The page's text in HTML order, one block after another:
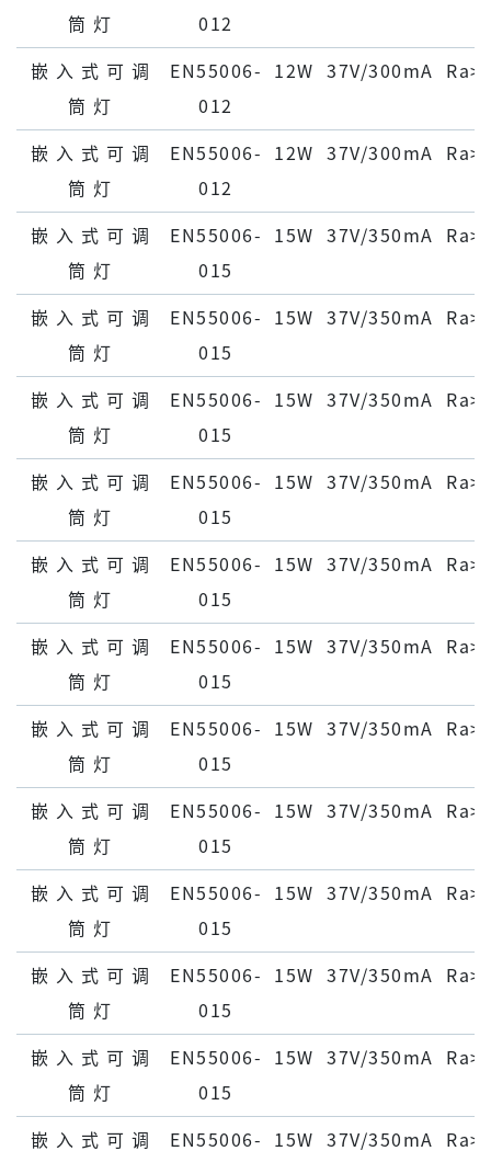
筒 灯
012
嵌 ⼊ 式 可 调
筒 灯
EN55006-
012
12W 37V/300mA
嵌 ⼊ 式 可 调
筒 灯
EN55006-
012
12W 37V/300mA
嵌 ⼊ 式 可 调
筒 灯
EN55006-
015
15W 37V/350mA
嵌 ⼊ 式 可 调
筒 灯
EN55006-
015
15W 37V/350mA
嵌 ⼊ 式 可 调
筒 灯
EN55006-
015
15W 37V/350mA
嵌 ⼊ 式 可 调
筒 灯
EN55006-
015
15W 37V/350mA
嵌 ⼊ 式 可 调
筒 灯
EN55006-
015
15W 37V/350mA
嵌 ⼊ 式 可 调
筒 灯
EN55006-
015
15W 37V/350mA
嵌 ⼊ 式 可 调
筒 灯
EN55006-
015
15W 37V/350mA
嵌 ⼊ 式 可 调
筒 灯
EN55006-
015
15W 37V/350mA
嵌 ⼊ 式 可 调
筒 灯
EN55006-
015
15W 37V/350mA
嵌 ⼊ 式 可 调
筒 灯
EN55006-
015
15W 37V/350mA
嵌 ⼊ 式 可 调
筒 灯
EN55006-
015
15W 37V/350mA
嵌 ⼊ 式 可 调
EN55006-
15W 37V/350mA